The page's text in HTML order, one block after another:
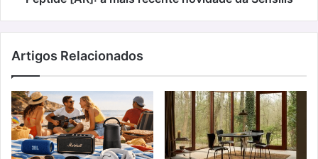
Artigos Relacionados